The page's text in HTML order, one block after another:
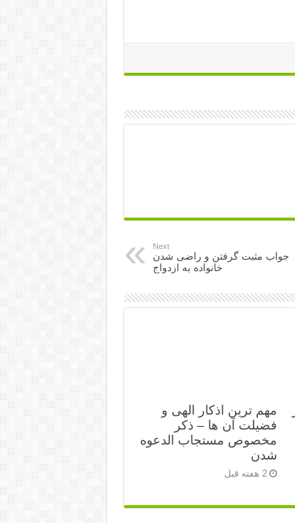
Next
جواب مثبت گرفتن و راضی شدن
خانواده به ازدواج
مهم ترین اذکار الهی و
فضیلت آن ها – ذکر
مخصوص مستجاب الدعوه
شدن
2 هفته قبل